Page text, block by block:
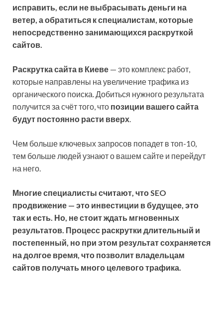
исправить, если не выбрасывать деньги на
ветер, а обратиться к специалистам, которые
непосредственно занимающихся раскруткой
сайтов.
Раскрутка сайта в Киеве — это комплекс работ,
которые направлены на увеличение трафика из
органического поиска. Добиться нужного результата
получится за счёт того, что позиции вашего сайта
будут постоянно расти вверх.
Чем больше ключевых запросов попадет в топ-10,
тем больше людей узнают о вашем сайте и перейдут
на него.
Многие специалисты считают, что SEO
продвижение — это инвестиции в будущее, это
так и есть. Но, не стоит ждать мгновенных
результатов. Процесс раскрутки длительный и
постепенный, но при этом результат сохраняется
на долгое время, что позволит владельцам
сайтов получать много целевого трафика.